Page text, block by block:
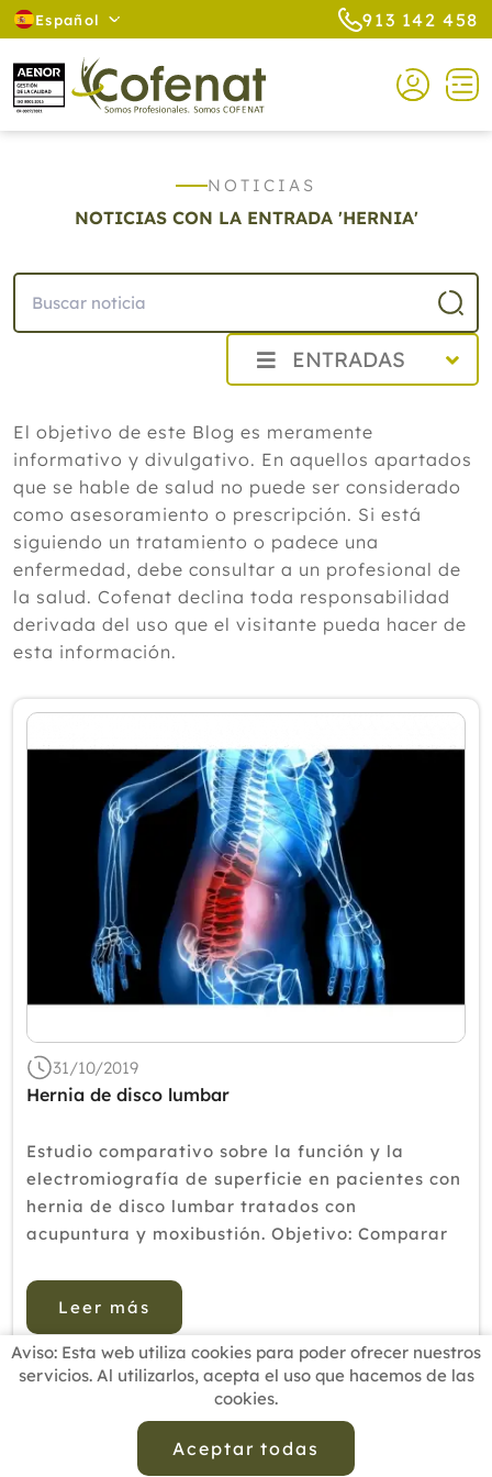
Español 913 142 458
NOTICIAS
NOTICIAS CON LA ENTRADA 'HERNIA'
ENTRADAS
Agosto
Cistitis en verano: cinco remedios
naturales para aliviar los síntomas,
según un experto
Julio
Junio
Mayo
Marzo
Enero
2024
2023
2022
2021
2020
2019
2018
2016
2014
2013
2012
El objetivo de este Blog es meramente
informativo y divulgativo. En aquellos apartados
que se hable de salud no puede ser considerado
como asesoramiento o prescripción. Si está
siguiendo un tratamiento o padece una
enfermedad, debe consultar a un profesional de
la salud. Cofenat declina toda responsabilidad
derivada del uso que el visitante pueda hacer de
esta información.
31/10/2019
Hernia de disco lumbar
Estudio comparativo sobre la función y la
electromiografía de superficie en pacientes con
hernia de disco lumbar tratados con
acupuntura y moxibustión. Objetivo: Comparar
miodinia lumbar y abdominal en pacientes c...
Leer más
Aviso: Esta web utiliza cookies para poder ofrecer nuestros
servicios. Al utilizarlos, acepta el uso que hacemos de las
cookies.
Aceptar todas
BUSCADOR PROFESIONALES
ESCUELAS RECOMENDADAS
CONTACTO